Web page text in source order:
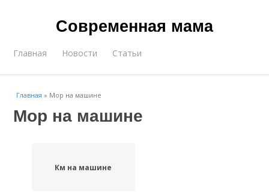
Современная мама
Главная Новости Статьи
Главная » Мор на машине
Мор на машине
Км на машине